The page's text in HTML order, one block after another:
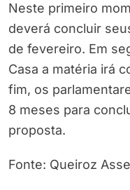
Neste primeiro
deverá concluir
de fevereiro. Em
Casa a matéria irá
fim, os
8 meses para
proposta.
Fonte: Queiroz